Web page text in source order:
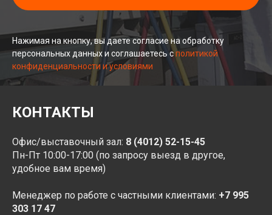
Нажимая на кнопку, вы даете согласие на обработку
персональных данных и соглашаетесь cполитикой
конфиденциальности и условиями
КОНТАКТЫ
Офис/выставочный зал: 8 (4012) 52-15-45
Пн-Пт 10:00-17:00 (по запросу выезд в другое,
удобное вам время)
Менеджер по работе с частными клиентами: +7 995
303 17 47